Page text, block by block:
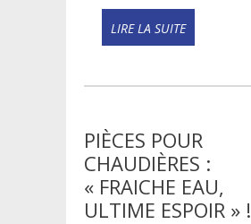
READ
PIÈCES POUR
CHAUDIÈRES :
« FRAICHE EAU,
ULTIME ESPOIR » !